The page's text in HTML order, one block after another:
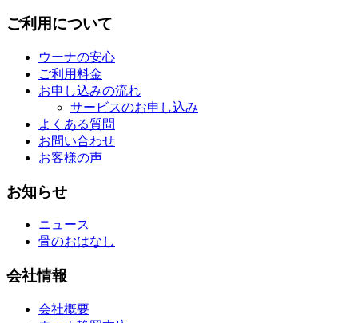
ご利用について
ウーナの安心
ご利用料金
お申し込みの流れ
サービスのお申し込み
よくある質問
お問い合わせ
お客様の声
お知らせ
ニュース
骨のおはなし
会社情報
会社概要